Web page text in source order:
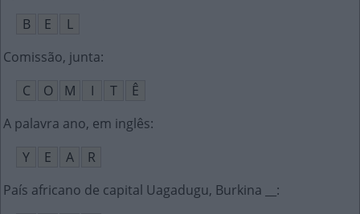
B
E
L
Comissão, junta:
C
O M I T
Ê
A palavra ano, em inglês:
Y
E A
R
País africano de capital Uagadugu, Burkina __ :